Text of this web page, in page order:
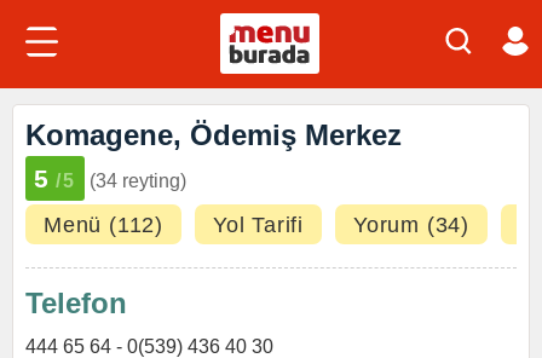
Komagene, Ödemiş Merkez
5 /5 (34 reyting)
Menü (112) Yol Tarifi Yorum (34)
Telefon
444 65 64 - 0(539) 436 40 30